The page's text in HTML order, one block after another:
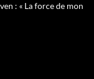
: « La force de mon